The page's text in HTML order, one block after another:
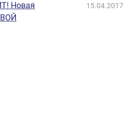
Новая
15.04.2017